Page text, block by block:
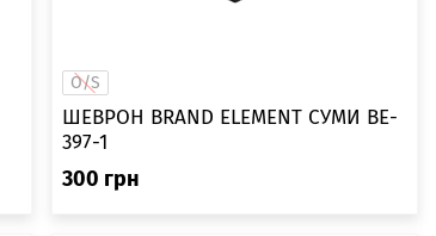
O/S
ШЕВРОН BRAND ELEMENT СУМИ BE-
397-1
300 грн